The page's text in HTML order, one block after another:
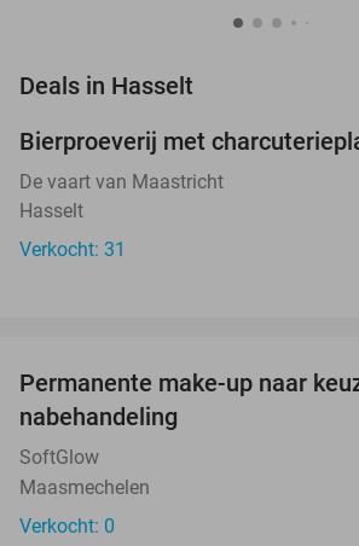
Deals in Hasselt
NEW
TODAY
Bierproeverij met
De vaart van Maastricht
Hasselt
Verkocht: 31
TODAY
Permanente make-up naar
nabehandeling
SoftGlow
Maasmechelen
Verkocht: 0